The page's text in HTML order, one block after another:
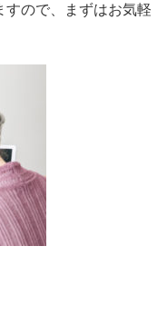
ので、まずはお気軽